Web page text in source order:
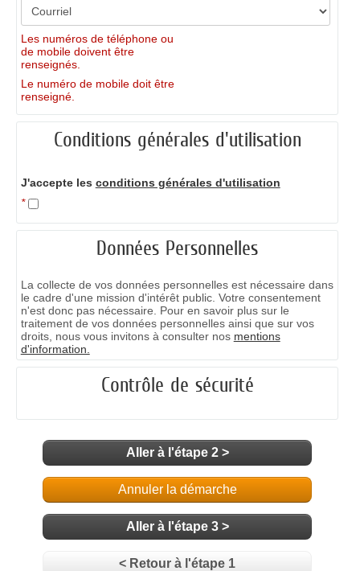
Les numéros de téléphone ou
de mobile doivent être
renseignés.
Le numéro de mobile doit être
renseigné.
Conditions générales d'utilisation
J'accepte les conditions générales d'utilisation
*
Données Personnelles
La collecte de vos données personnelles est nécessaire dans
le cadre d'une mission d'intérêt public. Votre consentement
n'est donc pas nécessaire. Pour en savoir plus sur le
traitement de vos données personnelles ainsi que sur vos
droits, nous vous invitons à consulter nos mentions
d'information.
Contrôle de sécurité
Aller à l'étape 2 >
Annuler la démarche
Aller à l'étape 3 >
< Retour à l'étape 1